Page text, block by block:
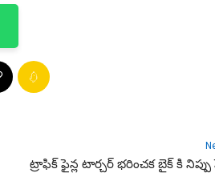
ట్రాఫిక్ ఫైన్ల టార్చర్ భరించక బైక్ కి నిప్పు